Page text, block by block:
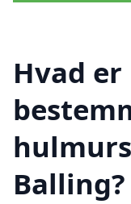
Hvad
Balling?